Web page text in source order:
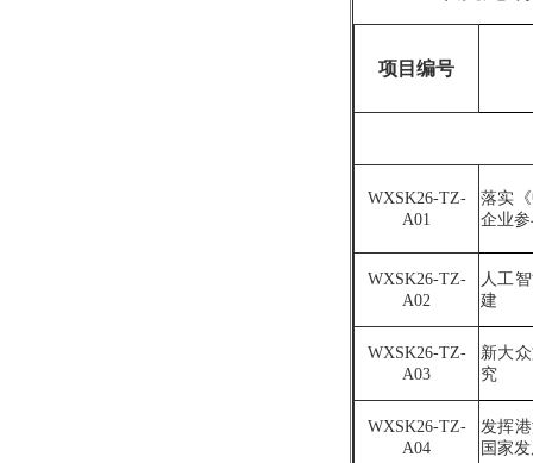
项目编号
WXSK26-TZ-
A01
落实
企业
WXSK26-TZ-
A02
人工
建
WXSK26-TZ-
A03
新大
究
WXSK26-TZ-
A04
发挥
国家